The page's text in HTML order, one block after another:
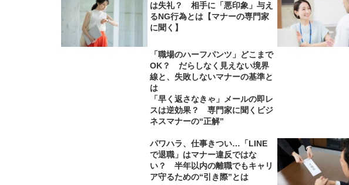
は失礼？ 相手に「悪印象」与え
るNG行為とは【マナーの専門家
に聞く】
「職場のハーフパンツ」どこまで
OK？ だらしなく見えない境界
線と、失敗しないマナーの基準と
は
「早く返さなきゃ」メールの即レ
スは逆効果？ 専門家に聞くビジ
ネスマナーの“正解”
パワハラ、仕事きつい…「LINE
で退職」はマナー違反ではな
い？ 半年以内の離職でもキャリ
ア守るための“引き際”とは